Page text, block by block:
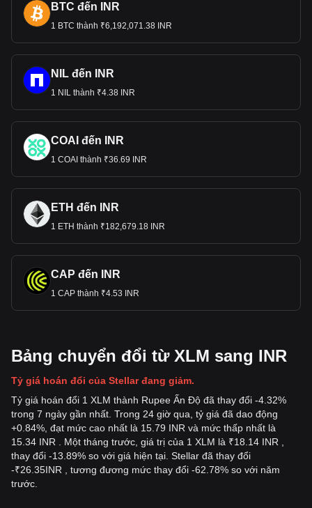
BTC đến INR
1 BTC thành ₹6,192,071.38 INR
NIL đến INR
1 NIL thành ₹4.38 INR
COAI đến INR
1 COAI thành ₹36.69 INR
ETH đến INR
1 ETH thành ₹182,679.18 INR
CAP đến INR
1 CAP thành ₹4.53 INR
Bảng chuyển đổi từ XLM sang INR
Tỷ giá hoán đổi của Stellar đang giảm.
Tỷ giá hoán đổi 1 XLM thành Rupee Ấn Độ đã thay đổi -4.32%
trong 7 ngày gần nhất. Trong 24 giờ qua, tỷ giá đã dao động
+0.84%, đạt mức cao nhất là 15.79 INR và mức thấp nhất là
15.34 INR . Một tháng trước, giá trị của 1 XLM là ₹18.14 INR ,
thay đổi -13.89% so với giá hiện tại. Stellar đã thay đổi
-₹26.35INR , tương đương mức thay đổi -62.78% so với năm
trước.